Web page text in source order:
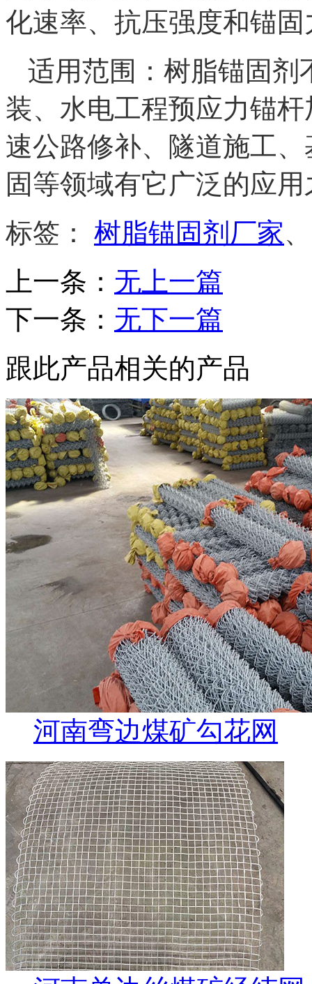
化速率、抗压强度和锚
适用范围：树脂锚固剂
装、水电工程预应力锚
速公路修补、隧道施工
固等领域有它广泛的应
标签： 树脂锚固剂厂家
上一条： 无上一篇
下一条： 无下一篇
跟此产品相关的产品
河南弯边煤矿勾花网